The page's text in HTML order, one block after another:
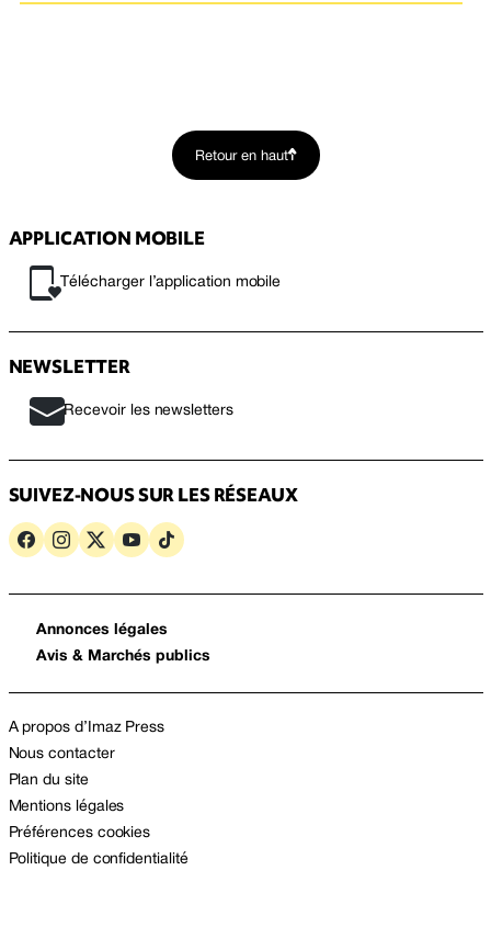
Retour en haut
APPLICATION MOBILE
Télécharger l’application mobile
NEWSLETTER
Recevoir les newsletters
SUIVEZ-NOUS SUR LES RÉSEAUX
Annonces légales
Avis & Marchés publics
A propos d’Imaz Press
Nous contacter
Plan du site
Mentions légales
Préférences cookies
Politique de confidentialité